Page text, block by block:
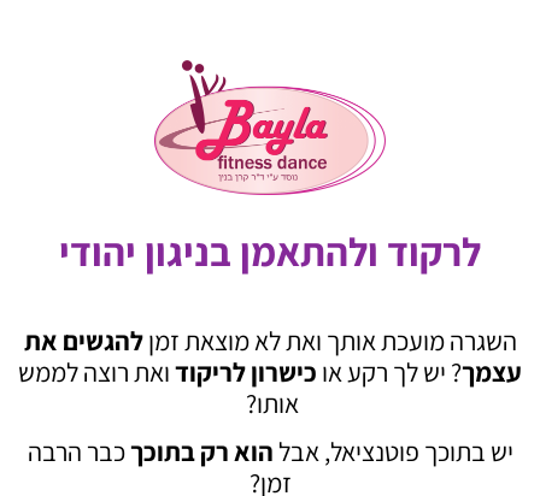
לרקוד ולהתאמן בניגון יהודי
השגרה מועכת אותך ואת לא מוצאת זמןלהגשים את
עצמך? יש לך רקע או כישרון לריקודואת רוצה לממש
אותו?
יש בתוכך פוטנציאל, אבלהוא רק בתוכךכבר הרבה
זמן?